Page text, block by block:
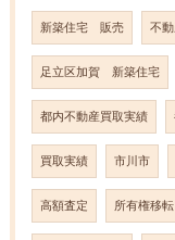
新築住宅 販売 不
足立区加賀 新築住宅
都内不動産買取実績
買取実績 市川市
高額査定 所有権移転